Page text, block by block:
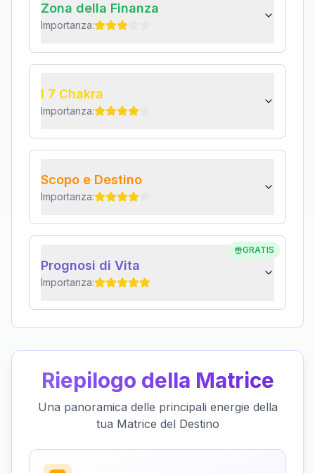
Zona della Finanza
Importanza:
I 7 Chakra
Importanza:
Scopo e Destino
Importanza:
GRATIS
Prognosi di Vita
Importanza:
Riepilogo della Matrice
Una panoramica delle principali energie della
tua Matrice del Destino